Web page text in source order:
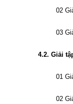
02
03
4.2. Giải
01
02